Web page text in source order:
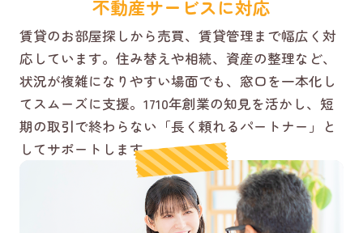
不動産サービスに対応
賃貸のお部屋探しから売買、賃貸管理まで幅広く対
応しています。住み替えや相続、資産の整理など、
状況が複雑になりやすい場面でも、窓口を一本化し
てスムーズに支援。1710年創業の知見を活かし、短
期の取引で終わらない「長く頼れるパートナー」と
してサポートします。